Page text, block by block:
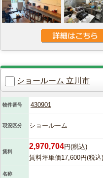
ショールーム 立川市
物件番号 430901
現況区分 ショールーム
賃料
2,970,704円(税込)
賃料坪単価17,600円(税込)
名称